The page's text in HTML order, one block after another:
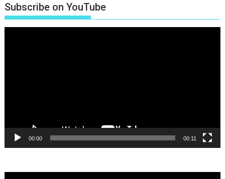
Subscribe on YouTube
00:00 00:11